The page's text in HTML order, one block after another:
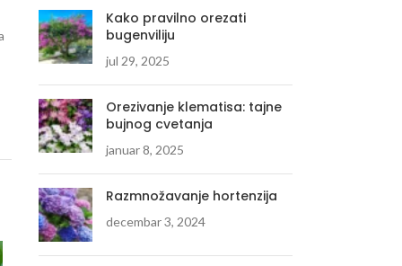
Kako pravilno orezati
bugenviliju
jul 29, 2025
Orezivanje klematisa: tajne
bujnog cvetanja
januar 8, 2025
Razmnožavanje hortenzija
decembar 3, 2024